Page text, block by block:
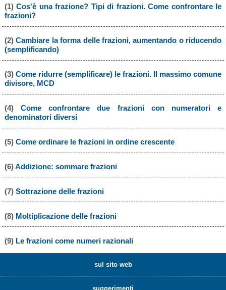
(1)Cos'è una frazione? Tipi di frazioni. Come confrontare le
frazioni?
(2)Cambiare la forma delle frazioni, aumentando o riducendo
(semplificando)
(3) Come ridurre (semplificare) le frazioni. Il massimo comune
divisore, MCD
(4) Come confrontare due frazioni con numeratori e
denominatori diversi
(5) Come ordinare le frazioni in ordine crescente
(6)Addizione: sommare frazioni
(7) Sottrazione delle frazioni
(8) Moltiplicazione delle frazioni
(9) Le frazioni come numeri razionali
sul sito web
suggerimenti